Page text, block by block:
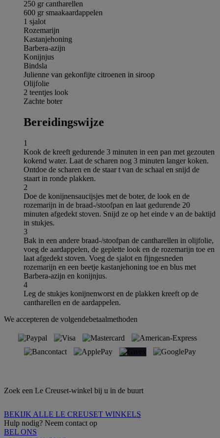
250 gr cantharellen
600 gr smaakaardappelen
1 sjalot
Rozemarijn
Kastanjehoning
Barbera-azijn
Konijnjus
Bindsla
Julienne van gekonfijte citroenen in siroop
Olijfolie
2 teentjes look
Zachte boter
Bereidingswijze
1
Kook de kreeft gedurende 3 minuten in een pan met gezouten
kokend water. Laat de scharen nog 3 minuten langer koken.
Ontdoe de scharen en de staar t van de schaal en snijd de
staart in ronde plakken.
2
Doe de konijnensaucijsjes met de boter, de look en de
rozemarijn in de braad-/stoofpan en laat gedurende 20
minuten afgedekt stoven. Snijd ze op het einde v an de baktijd
in stukjes.
3
Bak in een andere braad-/stoofpan de cantharellen in olijfolie,
voeg de aardappelen, de geplette look en de rozemarijn toe en
laat afgedekt stoven. Voeg de sjalot en fijngesneden
rozemarijn en een beetje kastanjehoning toe en blus met
Barbera-azijn en konijnjus.
4
Leg de stukjes konijnenworst en de plakken kreeft op de
cantharellen en de aardappelen.
We accepteren de volgendebetaalmethoden
Zoek een Le Creuset-winkel bij u in de buurt
BEKIJK ALLE LE CREUSET WINKELS
Hulp nodig? Neem contact op
BEL ONS